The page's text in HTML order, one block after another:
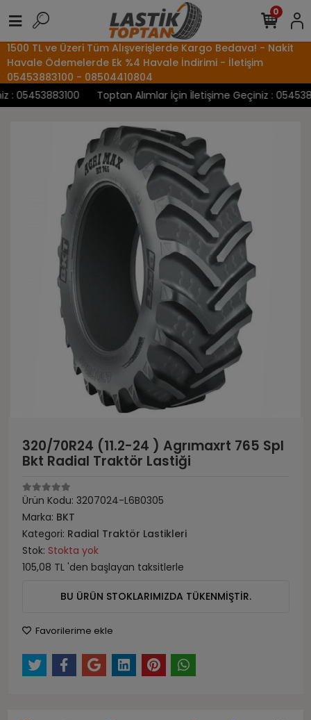
1500 TL ve Üzeri Tüm Alışverişlerde Kargo Bedava! - Nakit
Havale Ödemelerde Ek %4 Havale İndirimi - İletişim
05453883100 - 08504410804
Toptan Alımlar İçin İletişime Geçiniz :
0
320/70R24 (11.2-24 ) Agrımaxrt 765 Spl
Bkt Radial Traktör Lastiği
Ürün Kodu: 3207024-L6B0305
Marka: BKT
Kategori: Radial Traktör Lastikleri
Stok: Stokta yok
105,08 TL 'den başlayan taksitlerle
BU ÜRÜN STOKLARIMIZDA TÜKENMİŞTİR.
Favorilerime ekle